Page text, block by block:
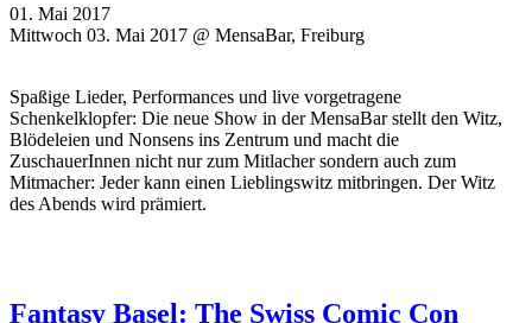
01. Mai 2017
Mittwoch 03. Mai 2017 @ MensaBar, Freiburg
Spaßige Lieder, Performances und live vorgetragene
Schenkelklopfer: Die neue Show in der MensaBar stellt den Witz,
Blödeleien und Nonsens ins Zentrum und macht die
ZuschauerInnen nicht nur zum Mitlacher sondern auch zum
Mitmacher: Jeder kann einen Lieblingswitz mitbringen. Der Witz
des Abends wird prämiert.
Fantasy Basel: The Swiss Comic Con